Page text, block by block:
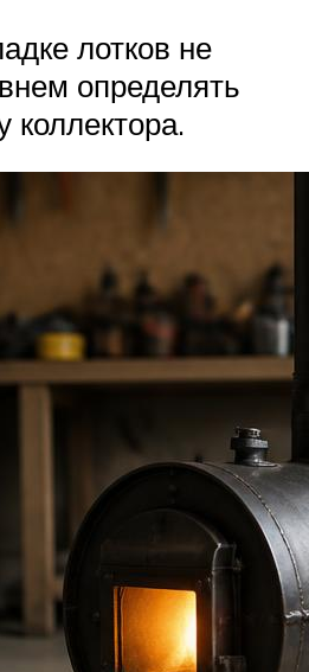
лотков не
определять
коллектора.